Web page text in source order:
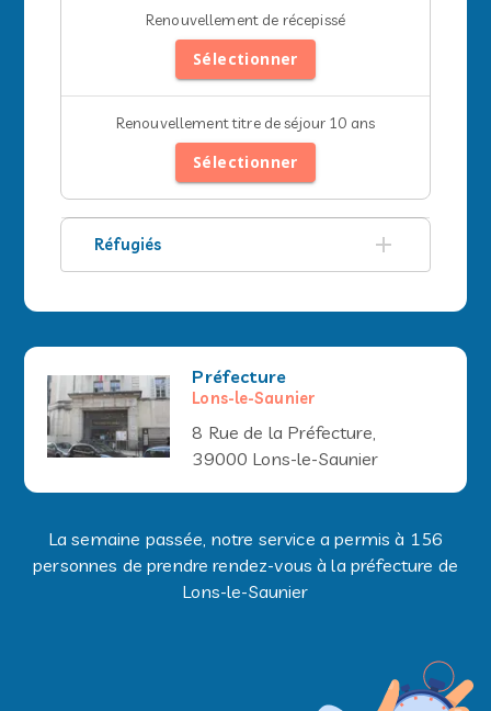
Renouvellement de récepissé
Sélectionner
Renouvellement titre de séjour 10 ans
Sélectionner
Réfugiés
Préfecture
Lons-le-Saunier
8 Rue de la Préfecture,
39000 Lons-le-Saunier
La semaine passée, notre service a permis à 156
personnes de prendre rendez-vous à la préfecture de
Lons-le-Saunier